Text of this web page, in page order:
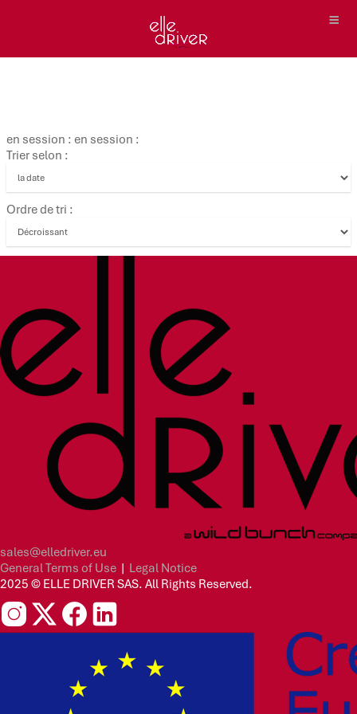
en session : en session :
Trier selon :
Ordre de tri :
sales@elledriver.eu
General Terms of Use | Legal Notice
2025 © ELLE DRIVER SAS. All Rights Reserved.